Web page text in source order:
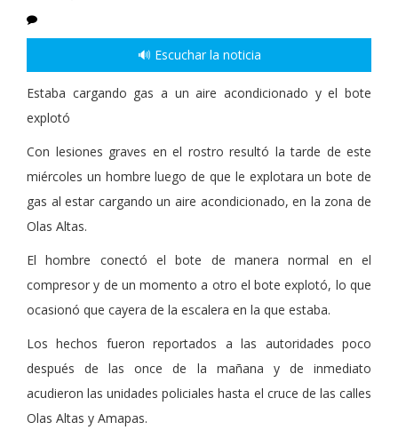
🔊 Escuchar la noticia
Estaba cargando gas a un aire acondicionado y el bote
explotó
Con lesiones graves en el rostro resultó la tarde de este
miércoles un hombre luego de que le explotara un bote de
gas al estar cargando un aire acondicionado, en la zona de
Olas Altas.
El hombre conectó el bote de manera normal en el
compresor y de un momento a otro el bote explotó, lo que
ocasionó que cayera de la escalera en la que estaba.
Los hechos fueron reportados a las autoridades poco
después de las once de la mañana y de inmediato
acudieron las unidades policiales hasta el cruce de las calles
Olas Altas y Amapas.